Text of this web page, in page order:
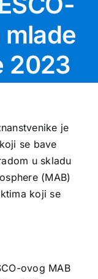
2023
je
se bave
u skladu
(MAB)
koji se
ovog MAB